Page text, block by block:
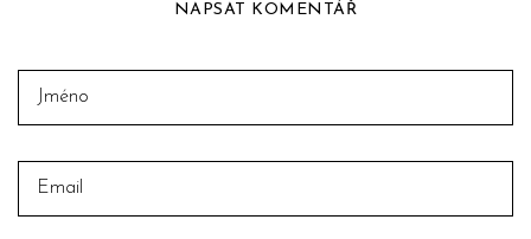
NAPSAT KOMENTÁŘ